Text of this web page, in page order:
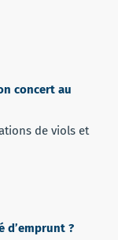
concert au
de viols et
d’emprunt ?